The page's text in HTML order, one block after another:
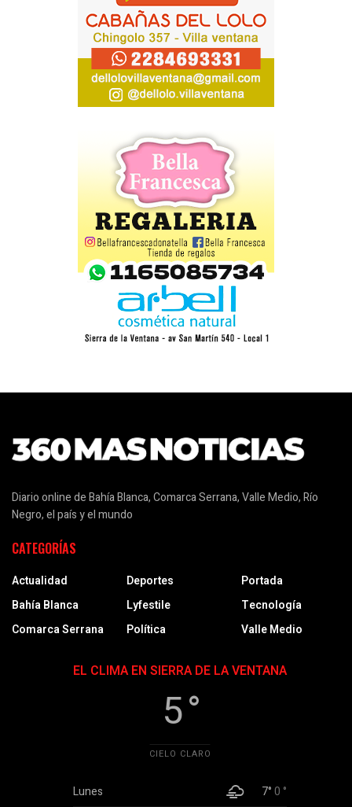
Diario online de Bahía Blanca, Comarca Serrana, Valle Medio, Río
Negro, el país y el mundo
CATEGORÍAS
Actualidad
Bahía Blanca
Comarca Serrana
Deportes
Lyfestile
Política
Portada
Tecnología
Valle Medio
EL CLIMA EN SIERRA DE LA VENTANA
5 °
CIELO CLARO
Lunes 7°0 °